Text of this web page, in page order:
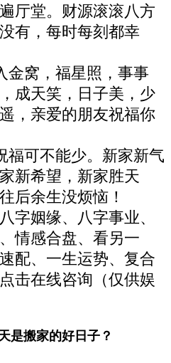
厅堂。财源滚滚八方
有，每时每刻都幸
金窝，福星照，事事
成天笑，日子美，少
，亲爱的朋友祝福你
福可不能少。新家新气
新希望，新家胜天
后余生没烦恼！
字姻缘、八字事业、
情感合盘、看另一
配、一生运势、复合
击在线咨询（仅供娱
是搬家的好日子？